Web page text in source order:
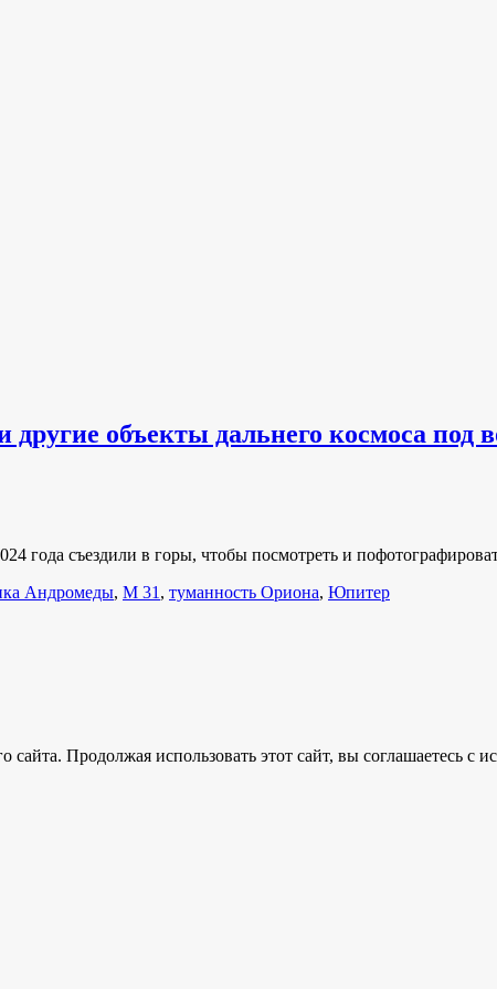
объекты дальнего космоса под
года съездили в горы, чтобы посмотреть и
Андромеды, М 31, туманность Ориона, Юпитер
Продолжая использовать этот сайт, вы соглашаетесь с